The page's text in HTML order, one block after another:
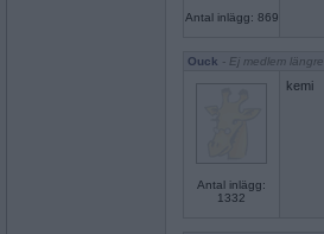
Antal inlägg: 869
Ouck - Ej medlem längre
Antal inlägg:
1332
kemi